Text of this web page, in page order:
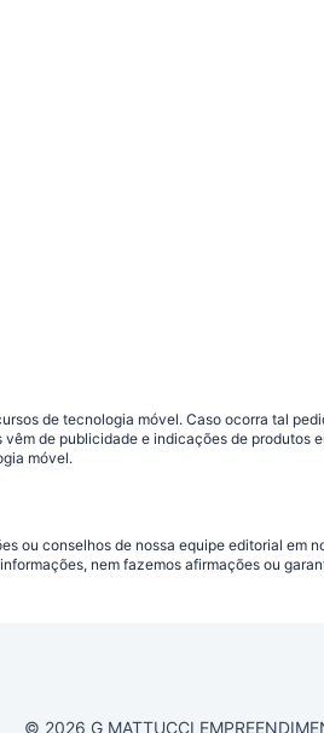
de tecnologia móvel. Caso ocorra tal
de publicidade e indicações de produtos
móvel.
ou conselhos de nossa equipe editorial em
nem fazemos afirmações ou
© 2026 G MATTUCCI